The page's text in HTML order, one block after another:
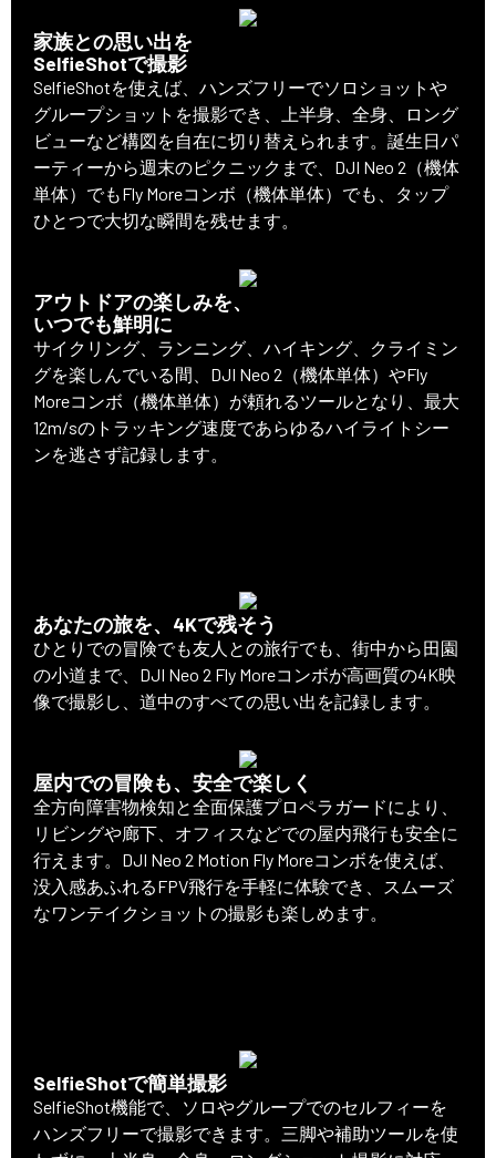
家族との思い出を
SelfieShotで撮影
SelfieShotを使えば、ハンズフリーでソロショットや
グループショットを撮影でき、上半身、全身、ロング
ビューなど構図を自在に切り替えられます。誕生日パ
ーティーから週末のピクニックまで、DJI Neo 2（機体
単体）でもFly Moreコンボ（機体単体）でも、タップ
ひとつで大切な瞬間を残せます。
アウトドアの楽しみを、
いつでも鮮明に
サイクリング、ランニング、ハイキング、クライミン
グを楽しんでいる間、DJI Neo 2（機体単体）やFly
Moreコンボ（機体単体）が頼れるツールとなり、最大
12m/sのトラッキング速度であらゆるハイライトシー
ンを逃さず記録します。
あなたの旅を、4Kで残そう
ひとりでの冒険でも友人との旅行でも、街中から田園
の小道まで、DJI Neo 2 Fly Moreコンボが高画質の4K映
像で撮影し、道中のすべての思い出を記録します。
屋内での冒険も、安全で楽しく
全方向障害物検知と全面保護プロペラガードにより、
リビングや廊下、オフィスなどでの屋内飛行も安全に
行えます。DJI Neo 2 Motion Fly Moreコンボを使えば、
没入感あふれるFPV飛行を手軽に体験でき、スムーズ
なワンテイクショットの撮影も楽しめます。
SelfieShotで簡単撮影
SelfieShot機能で、ソロやグループでのセルフィーを
ハンズフリーで撮影できます。三脚や補助ツールを使